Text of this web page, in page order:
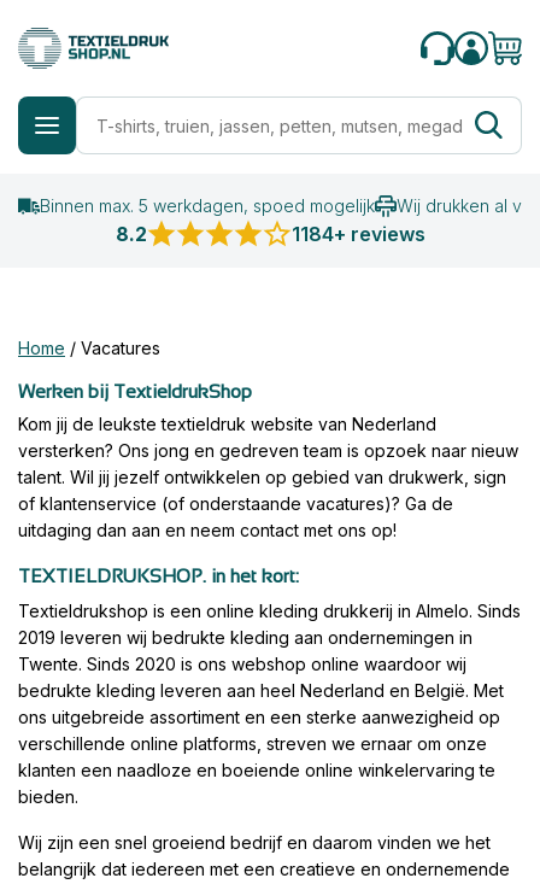
Binnen max. 5 werkdagen, spoed mogelijk Wij drukken al
8.2 1184+ reviews
Home / Vacatures
Werken bij TextieldrukShop
Kom jij de leukste textieldruk website van Nederland
versterken? Ons jong en gedreven team is opzoek naar nieuw
talent. Wil jij jezelf ontwikkelen op gebied van drukwerk, sign
of klantenservice (of onderstaande vacatures)? Ga de
uitdaging dan aan en neem contact met ons op!
TEXTIELDRUKSHOP. in het kort:
Textieldrukshop is een online kleding drukkerij in Almelo. Sinds
2019 leveren wij bedrukte kleding aan ondernemingen in
Twente. Sinds 2020 is ons webshop online waardoor wij
bedrukte kleding leveren aan heel Nederland en België. Met
ons uitgebreide assortiment en een sterke aanwezigheid op
verschillende online platforms, streven we ernaar om onze
klanten een naadloze en boeiende online winkelervaring te
bieden.
Wij zijn een snel groeiend bedrijf en daarom vinden we het
belangrijk dat iedereen met een creatieve en ondernemende